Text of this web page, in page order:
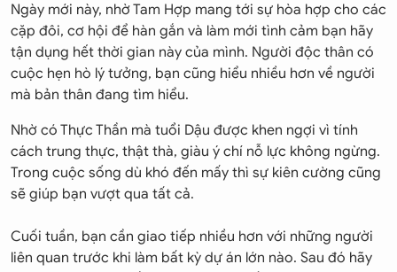
Ngày mới này, nhờ Tam Hợp mang tới sự hòa hợp cho các
cặp đôi, cơ hội để hàn gắn và làm mới tình cảm bạn hãy
tận dụng hết thời gian này của mình. Người độc thân có
cuộc hẹn hò lý tưởng, bạn cũng hiểu nhiều hơn về người
mà bản thân đang tìm hiểu.
Nhờ có Thực Thần mà tuổi Dậu được khen ngợi vì tính
cách trung thực, thật thà, giàu ý chí nỗ lực không ngừng.
Trong cuộc sống dù khó đến mấy thì sự kiên cường cũng
sẽ giúp bạn vượt qua tất cả.
Cuối tuần, bạn cần giao tiếp nhiều hơn với những người
liên quan trước khi làm bất kỳ dự án lớn nào. Sau đó hãy